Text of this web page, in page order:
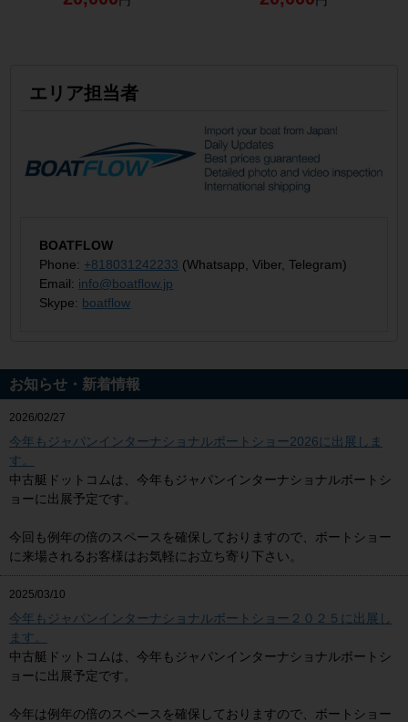
エリア担当者
BOATFLOW
Phone: +818031242233 (Whatsapp, Viber, Telegram)
Email: info@boatflow.jp
Skype: boatflow
お知らせ・新着情報
2026/02/27
今年もジャパンインターナショナルボートショー2026に出展しま
す。
中古艇ドットコムは、今年もジャパンインターナショナルボートシ
ョーに出展予定です。
今回も例年の倍のスペースを確保しておりますので、ボートショー
に来場されるお客様はお気軽にお立ち寄り下さい。
2025/03/10
今年もジャパンインターナショナルボートショー２０２５に出展し
ます。
中古艇ドットコムは、今年もジャパンインターナショナルボートシ
ョーに出展予定です。
今年は例年の倍のスペースを確保しておりますので、ボートショー